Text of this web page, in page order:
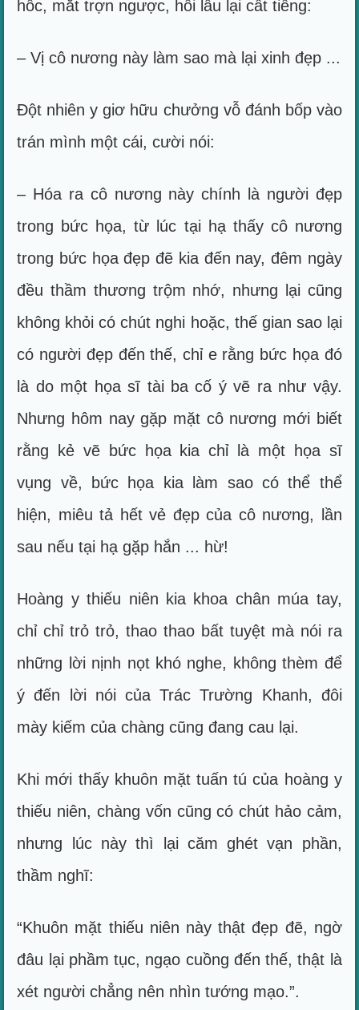
hốc, mắt trợn ngược, hồi lâu lại cất tiếng:
– Vị cô nương này làm sao mà lại xinh đẹp ...
Đột nhiên y giơ hữu chưởng vỗ đánh bốp vào
trán mình một cái, cười nói:
– Hóa ra cô nương này chính là người đẹp
trong bức họa, từ lúc tại hạ thấy cô nương
trong bức họa đẹp đẽ kia đến nay, đêm ngày
đều thầm thương trộm nhớ, nhưng lại cũng
không khỏi có chút nghi hoặc, thế gian sao lại
có người đẹp đến thế, chỉ e rằng bức họa đó
là do một họa sĩ tài ba cố ý vẽ ra như vậy.
Nhưng hôm nay gặp mặt cô nương mới biết
rằng kẻ vẽ bức họa kia chỉ là một họa sĩ
vụng về, bức họa kia làm sao có thể thể
hiện, miêu tả hết vẻ đẹp của cô nương, lần
sau nếu tại hạ gặp hắn ... hừ!
Hoàng y thiếu niên kia khoa chân múa tay,
chỉ chỉ trỏ trỏ, thao thao bất tuyệt mà nói ra
những lời nịnh nọt khó nghe, không thèm để
ý đến lời nói của Trác Trường Khanh, đôi
mày kiếm của chàng cũng đang cau lại.
Khi mới thấy khuôn mặt tuấn tú của hoàng y
thiếu niên, chàng vốn cũng có chút hảo cảm,
nhưng lúc này thì lại căm ghét vạn phần,
thầm nghĩ:
“Khuôn mặt thiếu niên này thật đẹp đẽ, ngờ
đâu lại phầm tục, ngạo cuồng đến thế, thật là
xét người chẳng nên nhìn tướng mạo.”.